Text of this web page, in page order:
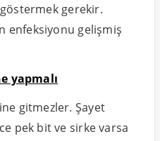
gerekir.
enfeksiyonu gelişmiş
yapmalı
gitmezler. Şayet
pek bit ve sirke varsa